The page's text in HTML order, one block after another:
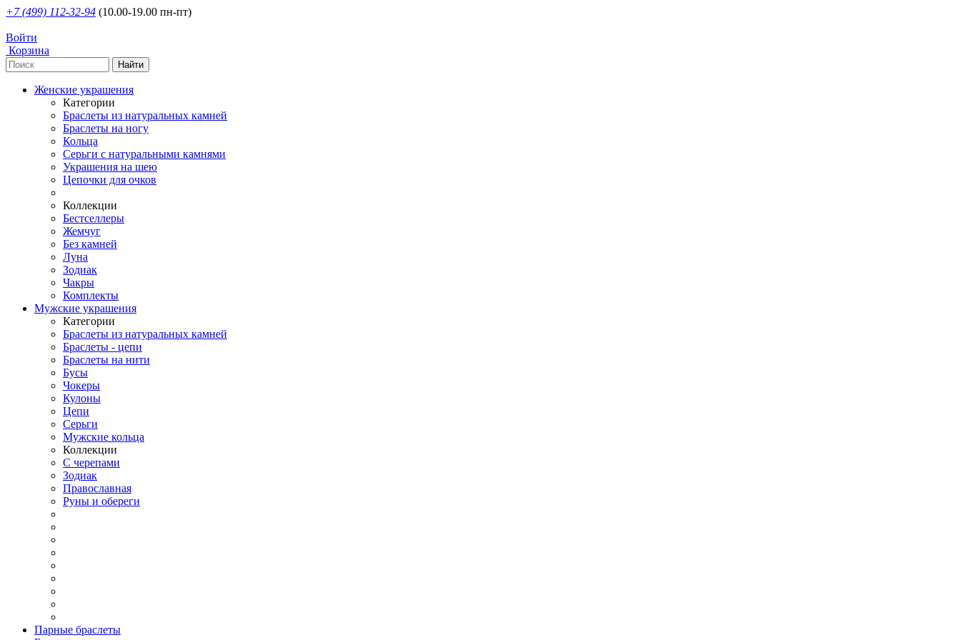
+7 (499) 112-32-94 (10.00-19.00 пн-пт)
Войти
Корзина
Женские украшения
Категории
Браслеты из натуральных камней
Браслеты на ногу
Кольца
Серьги с натуральными камнями
Украшения на шею
Цепочки для очков
Коллекции
Бестселлеры
Жемчуг
Без камней
Луна
Зодиак
Чакры
Комплекты
Мужские украшения
Категории
Браслеты из натуральных камней
Браслеты - цепи
Браслеты на нити
Бусы
Чокеры
Кулоны
Цепи
Серьги
Мужские кольца
Коллекции
С черепами
Зодиак
Православная
Руны и обереги
Парные браслеты